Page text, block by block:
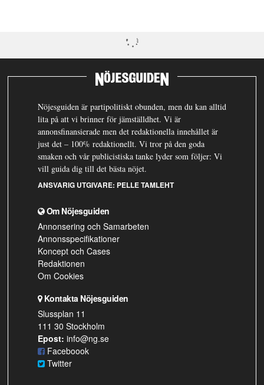
Nöjesguiden är partipolitiskt obunden, men du kan alltid
lita på att vi brinner för jämställdhet. Vi är
annonsfinansierade men det redaktionella innehållet är
just det – 100% redaktionellt. Vi tror på den goda
smaken och vår publicistiska tanke lyder som följer: Vi
vill guida dig till det bästa nöjet.
ANSVARIG UTGIVARE: PELLE TAMLEHT
Om Nöjesguiden
Annonsering och Samarbeten
Annonsspecifikationer
Koncept och Cases
Redaktionen
Om Cookies
Kontakta Nöjesguiden
Slussplan 11
111 30 Stockholm
Epost: info@ng.se
Faceboook
Twitter